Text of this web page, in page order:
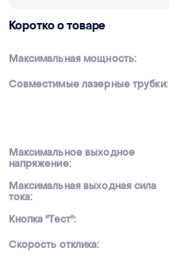
Коротко о товаре
Максимальная мощность:
Совместимые лазерные трубки:
Максимальное выходное
напряжение:
Максимальная выходная сила
тока:
Кнопка "Тест":
Скорость отклика: